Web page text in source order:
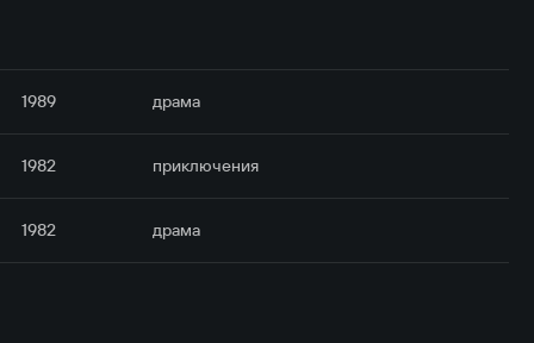
1989 драма
1982 приключе­ния
1982 драма